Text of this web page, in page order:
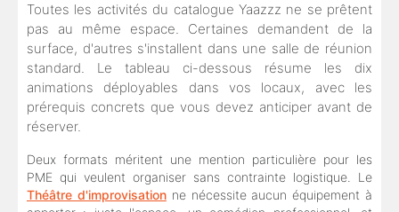
Toutes les activités du catalogue Yaazzz ne se prêtent
pas au même espace. Certaines demandent de la
surface, d'autres s'installent dans une salle de réunion
standard. Le tableau ci-dessous résume les dix
animations déployables dans vos locaux, avec les
prérequis concrets que vous devez anticiper avant de
réserver.
Deux formats méritent une mention particulière pour les
PME qui veulent organiser sans contrainte logistique. Le
Théâtre d'improvisationne nécessite aucun équipement à